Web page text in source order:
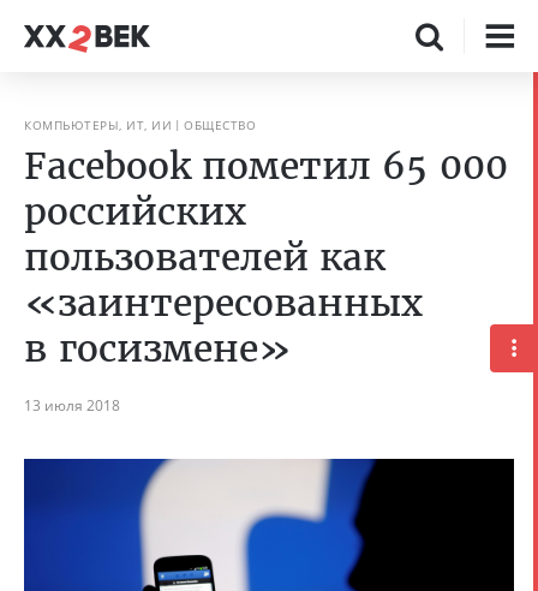
КОМПЬЮТЕРЫ, ИТ, ИИ ОБЩЕСТВО
Facebook пометил 65 000
российских
пользователей как
«заинтересованных
в госизмене»
13 июля 2018